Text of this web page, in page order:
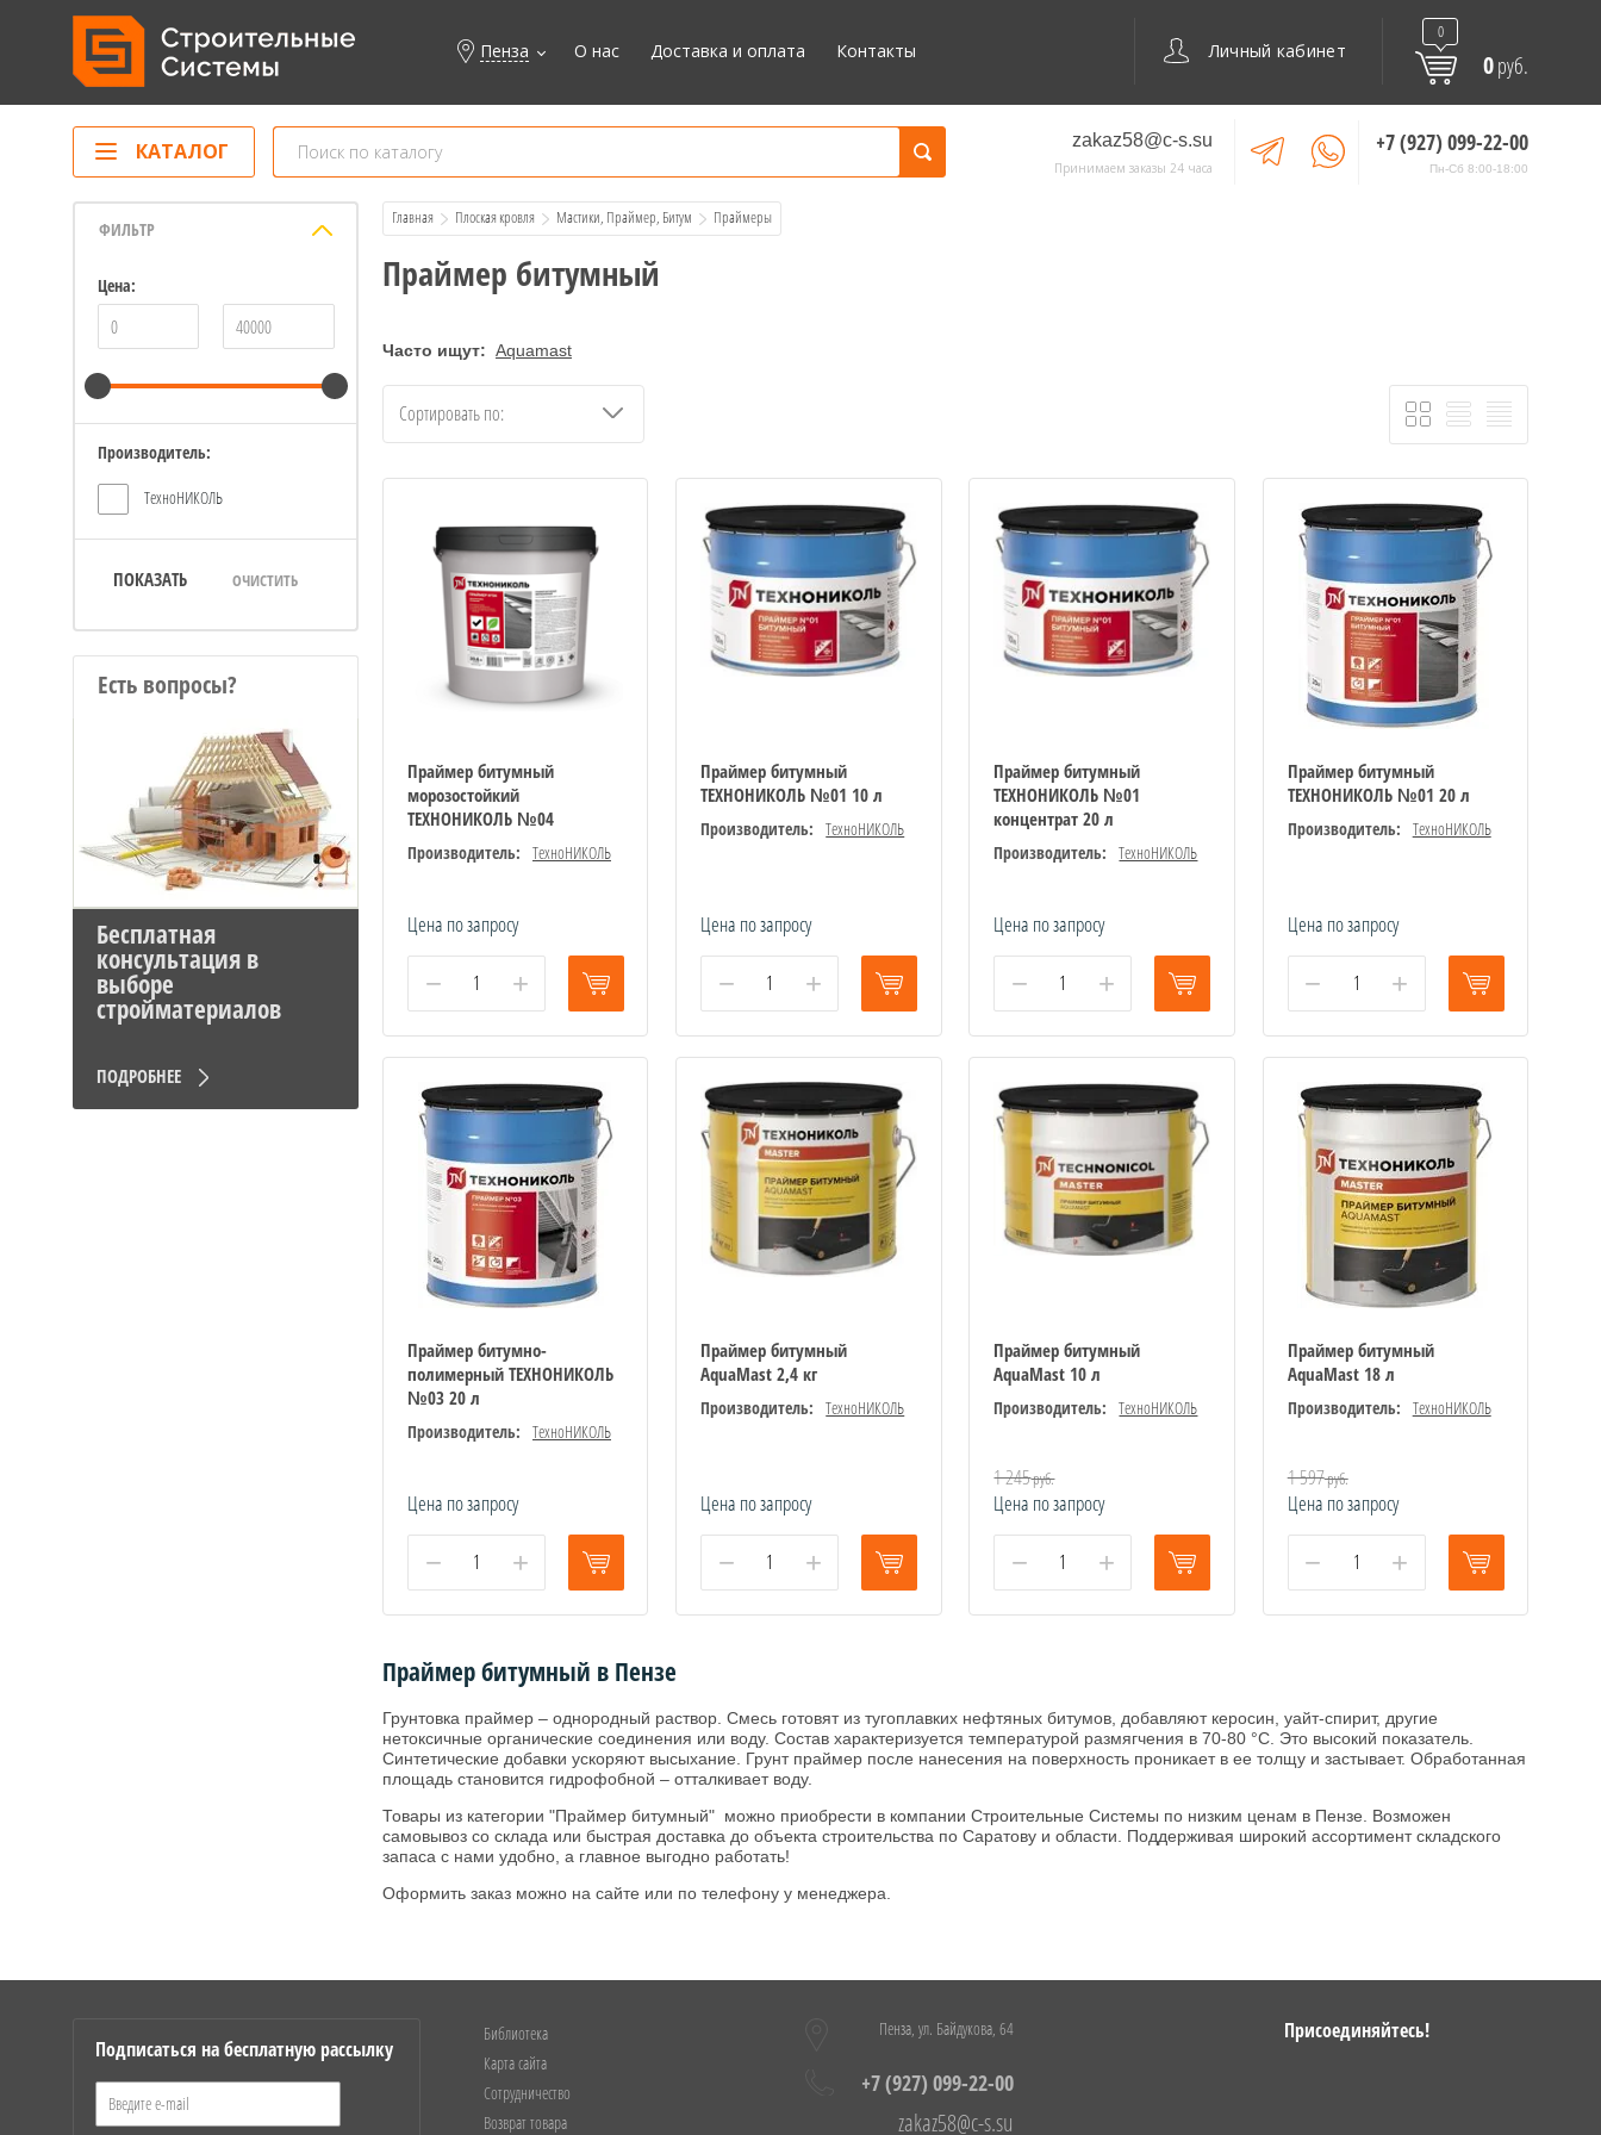
Пенза О нас Доставка и оплата Контакты Личный кабинет
0
0руб.
КАТАЛОГ zakaz58@c-s.su
Принимаем заказы 24 часа
+7 (927) 099-22-00
Пн-Сб 8:00-18:00
ФИЛЬТР
Цена:
Производитель:
ТехноНИКОЛЬ
ПОКАЗАТЬ ОЧИСТИТЬ
Есть вопросы?
Бесплатная
консультация в
выборе
стройматериалов
ПОДРОБНЕЕ
Главная Плоская кровля Мастики, Праймер, Битум
  Праймеры
Праймер битумный
Часто ищут: Aquamast
Сортировать по:
Праймер битумный
морозостойкий
ТЕХНОНИКОЛЬ №04
Производитель: ТехноНИКОЛЬ
Цена по запросу
− +
Праймер битумный
ТЕХНОНИКОЛЬ №01 10 л
Производитель: ТехноНИКОЛЬ
Цена по запросу
− +
Праймер битумный
ТЕХНОНИКОЛЬ №01
концентрат 20 л
Производитель: ТехноНИКОЛЬ
Цена по запросу
− +
Праймер битумный
ТЕХНОНИКОЛЬ №01 20 л
Производитель: ТехноНИКОЛЬ
Цена по запросу
− +
Праймер битумно-
полимерный ТЕХНОНИКОЛЬ
№03 20 л
Производитель: ТехноНИКОЛЬ
Цена по запросу
− +
Праймер битумный
AquaMast 2,4 кг
Производитель: ТехноНИКОЛЬ
Цена по запросу
− +
Праймер битумный
AquaMast 10 л
Производитель: ТехноНИКОЛЬ
1 245руб.
Цена по запросу
− +
Праймер битумный
AquaMast 18 л
Производитель: ТехноНИКОЛЬ
1 597руб.
Цена по запросу
− +
Праймер битумный в Пензе
Грунтовка праймер – однородный раствор. Смесь готовят из тугоплавких нефтяных битумов, добавляют керосин, уайт-спирит, другие
нетоксичные органические соединения или воду. Состав характеризуется температурой размягчения в 70-80 °С. Это высокий показатель.
Синтетические добавки ускоряют высыхание. Грунт праймер после нанесения на поверхность проникает в ее толщу и застывает. Обработанная
площадь становится гидрофобной – отталкивает воду.
Товары из категории "Праймер битумный" можно приобрести в компании Строительные Системы по низким ценам в Пензе. Возможен
самовывоз со склада или быстрая доставка до объекта строительства по Саратову и области. Поддерживая широкий ассортимент складского
запаса с нами удобно, а главное выгодно работать!
Оформить заказ можно на сайте или по телефону у менеджера.
Подписаться на бесплатную рассылку
Библиотека
Карта сайта
Сотрудничество
Возврат товара
Пенза, ул. Байдукова, 64
+7 (927) 099-22-00
zakaz58@c-s.su
Присоединяйтесь!